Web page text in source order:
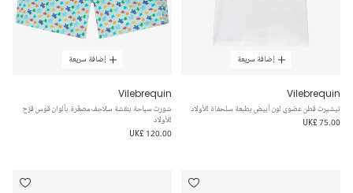
إضافة سريعة
Vilebrequin
تيشيرت قطن عضوي لون أبيض بطبعة سلحفاة للأولاد
UK£ 75.00
إضافة سريعة
Vilebrequin
شورت سباحة بنقشة سلاحف مصغّرة بألوان قوس قزح
للأولاد
UK£ 120.00